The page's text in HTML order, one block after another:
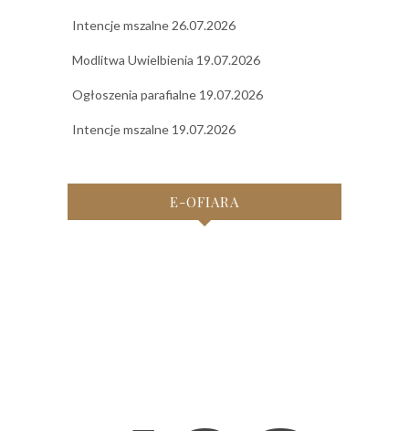
Intencje mszalne 26.07.2026
Modlitwa Uwielbienia 19.07.2026
Ogłoszenia parafialne 19.07.2026
Intencje mszalne 19.07.2026
E-OFIARA